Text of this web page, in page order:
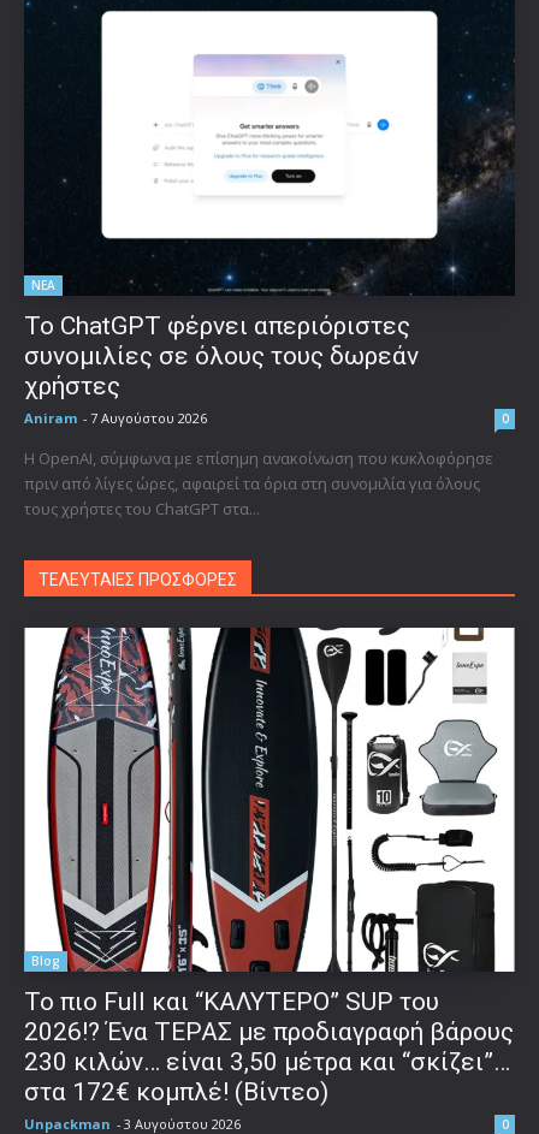
ΝΕΑ
Το ChatGPT φέρνει απεριόριστες
συνομιλίες σε όλους τους δωρεάν
χρήστες
Aniram - 7 Αυγούστου 2026 0
Η OpenAI, σύμφωνα με επίσημη ανακοίνωση που κυκλοφόρησε
πριν από λίγες ώρες, αφαιρεί τα όρια στη συνομιλία για όλους
τους χρήστες του ChatGPT στα...
ΤΕΛΕΥΤΑΙΕΣ ΠΡΟΣΦΟΡΕΣ
Blog
To πιο Full και “ΚΑΛΥΤΕΡΟ” SUP του
2026!? Ένα ΤΕΡΑΣ με προδιαγραφή βάρους
230 κιλών… είναι 3,50 μέτρα και “σκίζει”…
στα 172€ κομπλέ! (Βίντεο)
Unpackman - 3 Αυγούστου 2026 0